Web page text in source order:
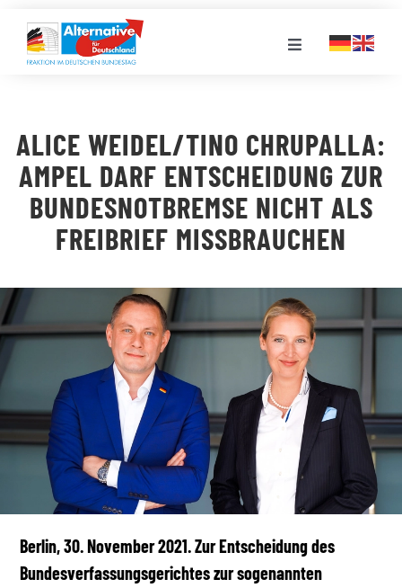
Inhalt
springen
Toggle
LANDESGRUPPEN
VERANSTALTUNGEN
STELLENPORTAL
MEDIATHEK
ALICE WEIDEL/TINO CHRUPALLA:
AMPEL DARF ENTSCHEIDUNG ZUR
BUNDESNOTBREMSE NICHT ALS
FREIBRIEF MISSBRAUCHEN
Berlin, 30. November 2021. Zur Entscheidung des
Bundesverfassungsgerichtes zur sogenannten